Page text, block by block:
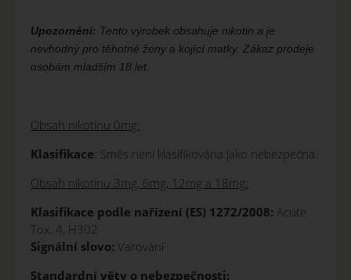
Upozornění: Tento výrobek obsahuje nikotin a je
nevhodný pro těhotné ženy a kojící matky. Zákaz prodeje
osobám mladším 18 let.
Obsah nikotinu 0mg:
Klasifikace: Směs není klasifikována jako nebezpečná.
Obsah nikotinu 3mg, 6mg, 12mg a 18mg:
Klasifikace podle nařízení (ES) 1272/2008: Acute
Tox. 4, H302
Signální slovo:Varování
Standardní věty o nebezpečnosti: